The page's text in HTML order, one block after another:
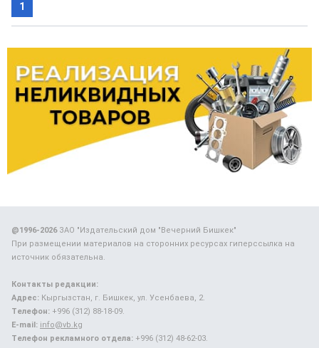
1
@1996-2026ЗАО "Издательский дом "Вечерний Бишкек"
При размещении материалов на сторонних ресурсах гиперссылка на
источник обязательна.
Контакты редакции:
Адрес: Кыргызстан, г. Бишкек, ул. Усенбаева, 2.
Телефон: +996 (312) 88-18-09.
E-mail: info@vb.kg
Телефон рекламного отдела: +996 (312) 48-62-03.